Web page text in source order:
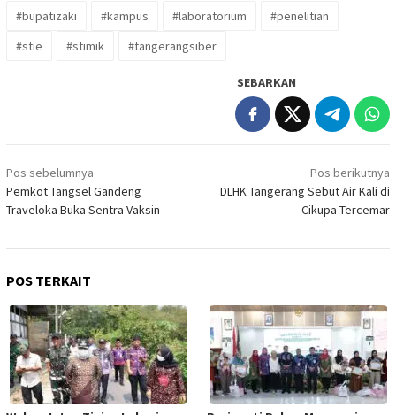
#bupatizaki #kampus #laboratorium
#penelitian
#stie
#stimik #tangerangsiber
SEBARKAN
Navigasi
pos
Pos sebelumnya
Pemkot Tangsel Gandeng
Traveloka Buka Sentra Vaksin
Pos berikutnya
DLHK Tangerang Sebut Air Kali di
Cikupa Tercemar
POS TERKAIT